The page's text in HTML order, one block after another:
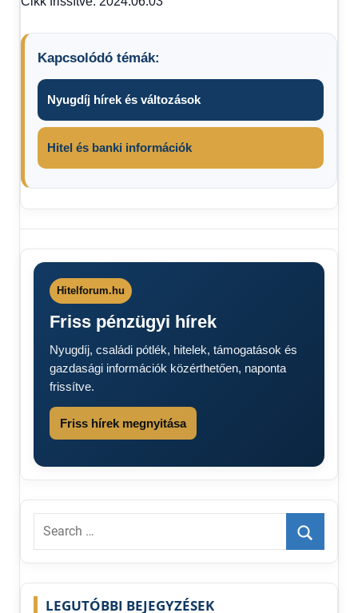
Kapcsolódó témák:
Nyugdíj hírek és változások
Hitel és banki információk
Valentina
Hitel
Valentina
Hitelforum.hu
Friss pénzügyi hírek
Nyugdíj, családi pótlék, hitelek, támogatások és
gazdasági információk közérthetően, naponta
frissítve.
Friss hírek megnyitása
Search
Search
LEGUTÓBBI BEJEGYZÉSEK